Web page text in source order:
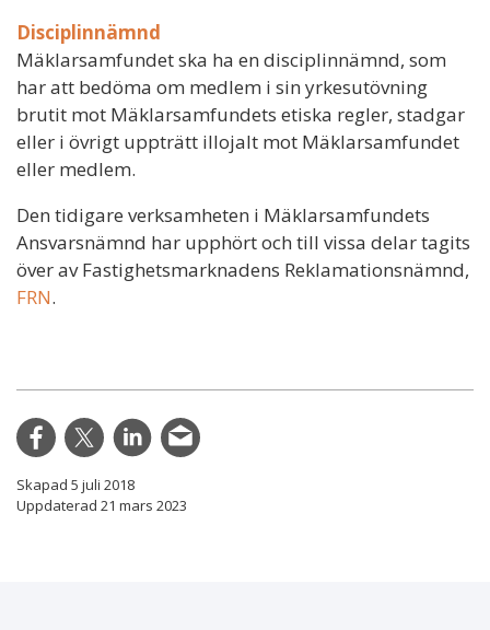
Disciplinnämnd
Mäklarsamfundet ska ha en disciplinnämnd, som
har att bedöma om medlem i sin yrkesutövning
brutit mot Mäklarsamfundets etiska regler, stadgar
eller i övrigt uppträtt illojalt mot Mäklarsamfundet
eller medlem.
Den tidigare verksamheten i Mäklarsamfundets
Ansvarsnämnd har upphört och till vissa delar tagits
över av Fastighetsmarknadens Reklamationsnämnd,
FRN.
Skapad 5 juli 2018
Uppdaterad 21 mars 2023